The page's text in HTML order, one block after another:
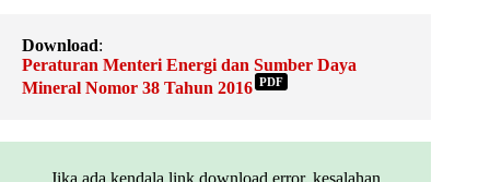
Download:
Peraturan Menteri Energi dan Sumber Daya
Mineral Nomor 38 Tahun 2016 PDF
Jika ada kendala link download error, kesalahan